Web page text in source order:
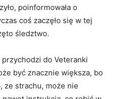
poinformowała o
coś zaczęło się w tej
śledztwo.
do Veteranki
być znacznie większa, bo
ze strachu, może nie